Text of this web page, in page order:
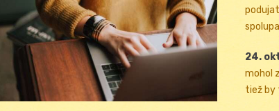
24.
mohol
tiež by